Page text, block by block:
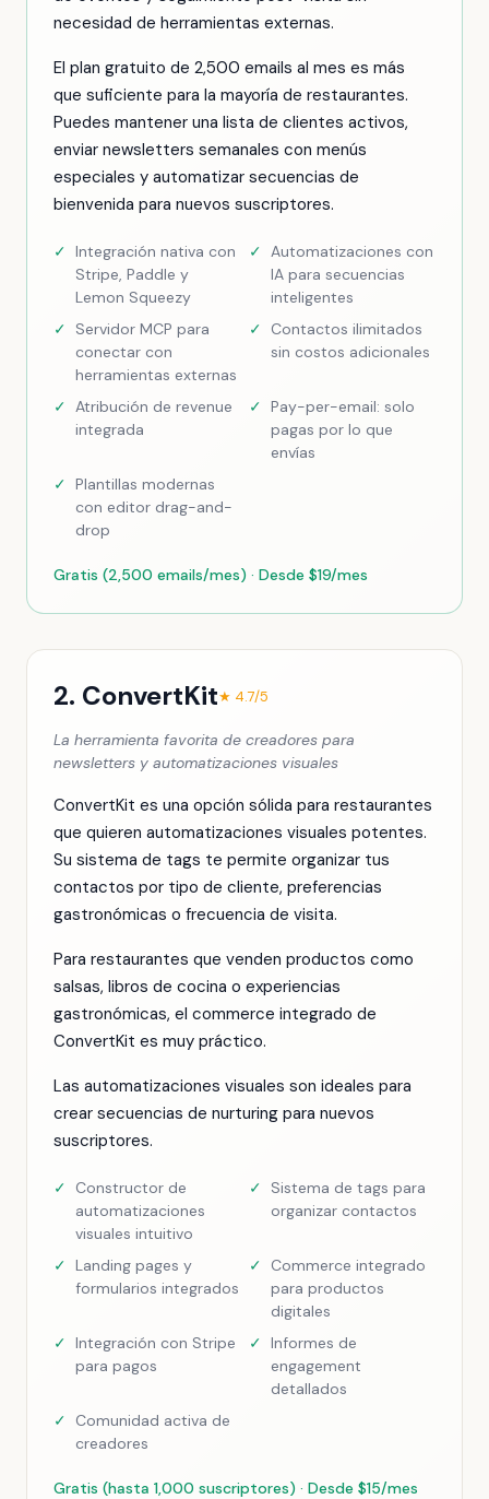
necesidad de herramientas externas.
El plan gratuito de 2,500 emails al mes es más
que suficiente para la mayoría de restaurantes.
Puedes mantener una lista de clientes activos,
enviar newsletters semanales con menús
especiales y automatizar secuencias de
bienvenida para nuevos suscriptores.
✓ Integración nativa con
Stripe, Paddle y
Lemon Squeezy
✓ Automatizaciones con
IA para secuencias
inteligentes
✓
Servidor MCP para
conectar con
herramientas externas
✓
Contactos ilimitados
sin costos adicionales
✓ Atribución de revenue
integrada
✓ Pay-per-email: solo
pagas por lo que
envías
✓ Plantillas modernas
con editor drag-and-
drop
Gratis (2,500 emails/mes) · Desde $19/mes
2. ConvertKit★ 4.7/5
La herramienta favorita de creadores para
newsletters y automatizaciones visuales
ConvertKit es una opción sólida para restaurantes
que quieren automatizaciones visuales potentes.
Su sistema de tags te permite organizar tus
contactos por tipo de cliente, preferencias
gastronómicas o frecuencia de visita.
Para restaurantes que venden productos como
salsas, libros de cocina o experiencias
gastronómicas, el commerce integrado de
ConvertKit es muy práctico.
Las automatizaciones visuales son ideales para
crear secuencias de nurturing para nuevos
suscriptores.
✓
Constructor de
automatizaciones
visuales intuitivo
✓
Sistema de tags para
organizar contactos
✓ Landing pages y
formularios integrados
✓
Commerce integrado
para productos
digitales
✓ Integración con Stripe
para pagos
✓ Informes de
engagement
detallados
✓
Comunidad activa de
creadores
Gratis (hasta 1,000 suscriptores) · Desde $15/mes